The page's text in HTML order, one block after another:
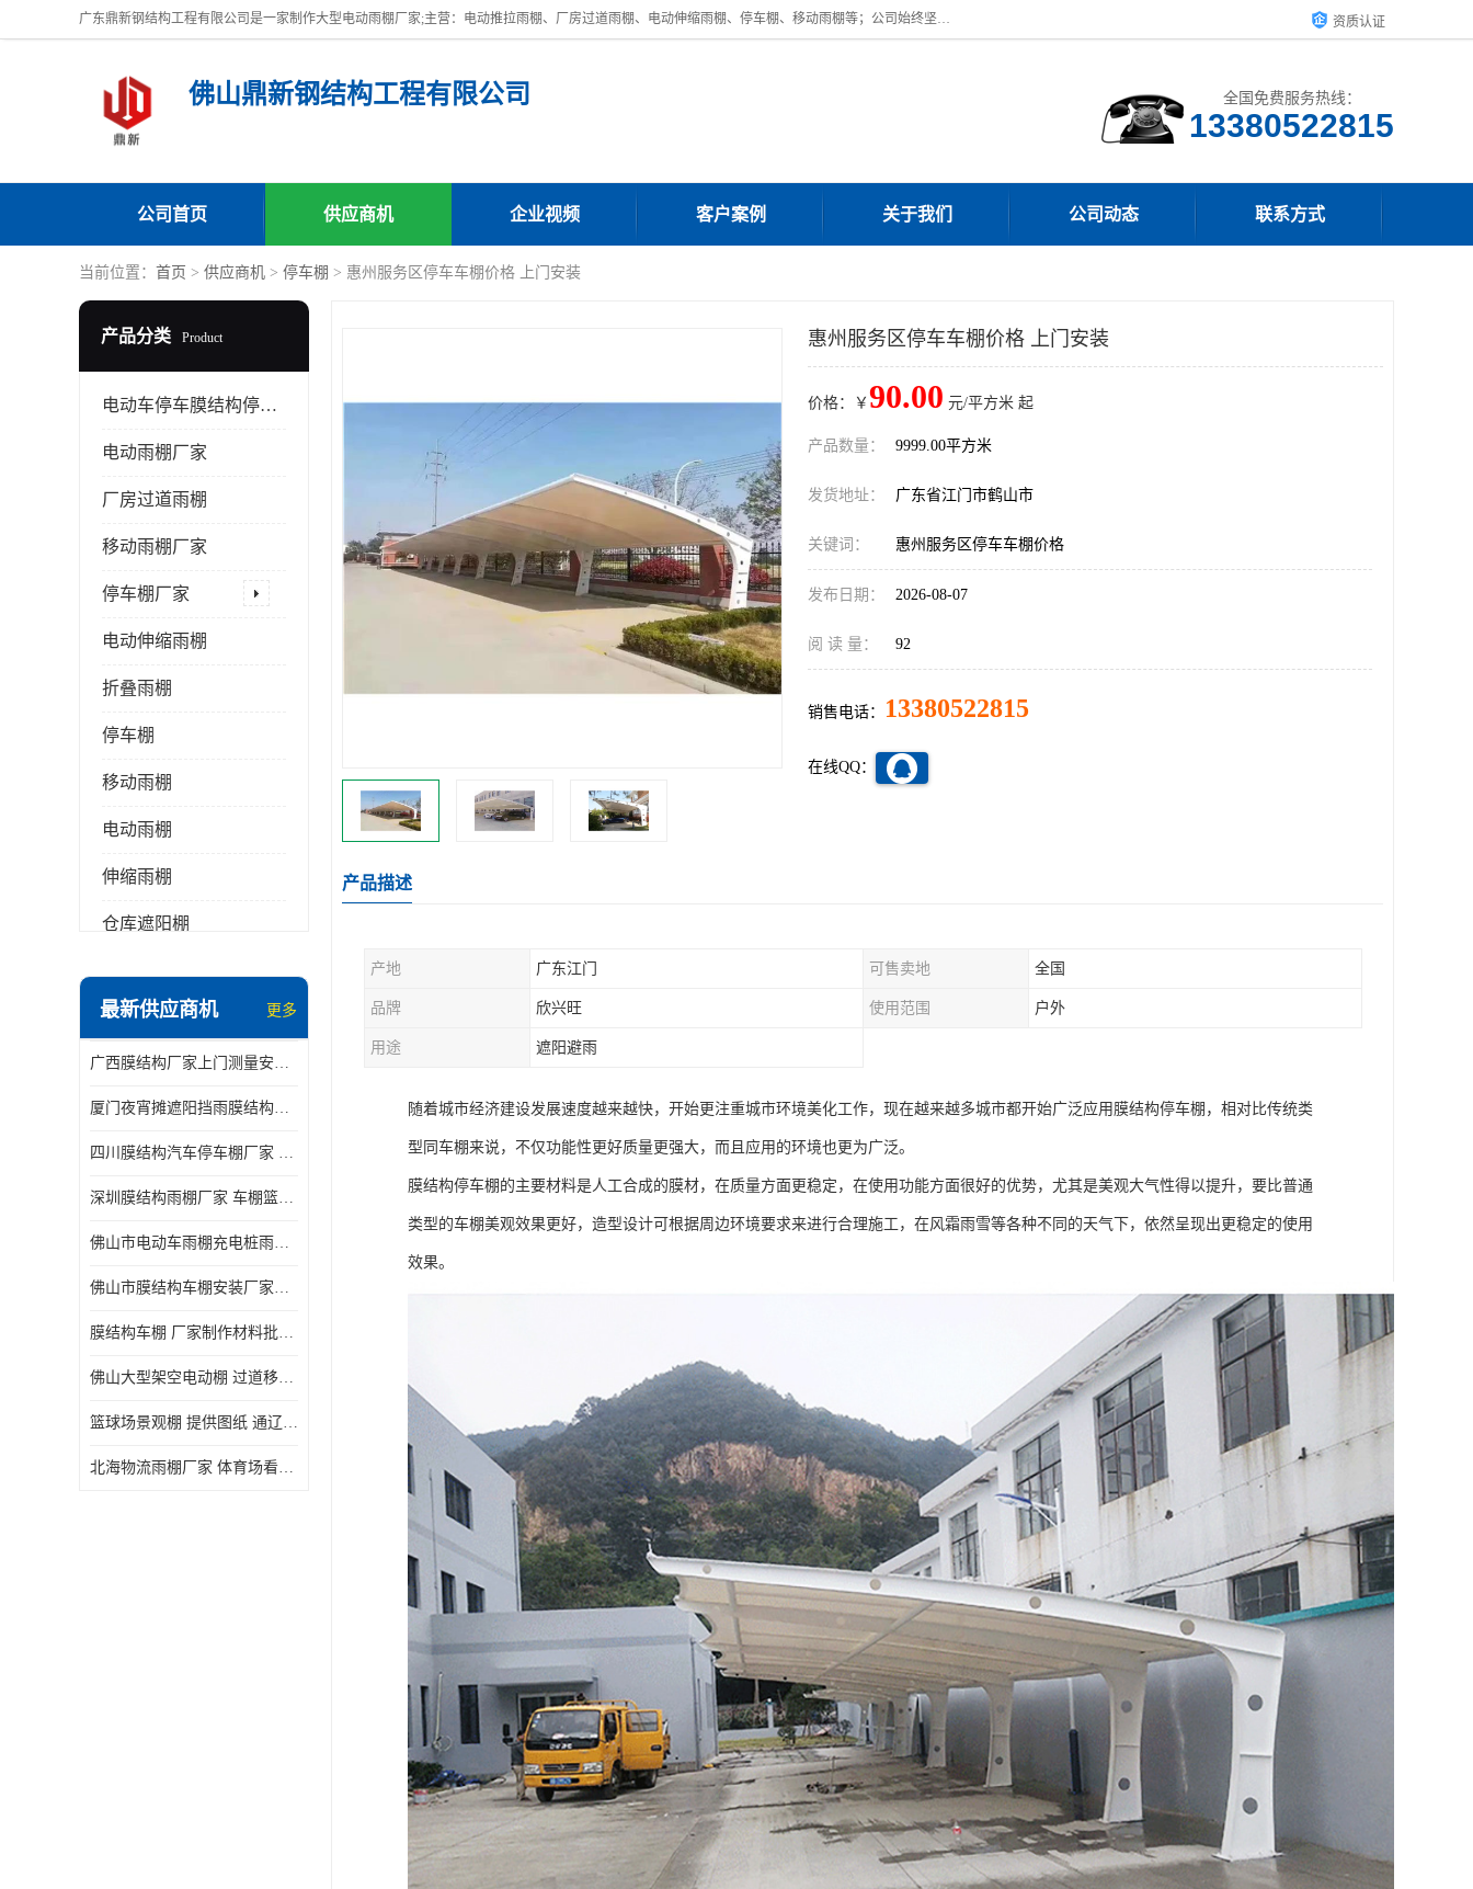
广东鼎新钢结构工程有限公司是一家制作大型电动雨棚厂家;主营：电动推拉雨棚、厂房过道雨棚、电动伸缩雨棚、停车棚、移动雨棚等；公司始终坚持结构创新,品质优越,美观形象,且售后服务好。公司充分吸纳当今休闲用品的前端技术和风格,为您带来质价相宜,时尚典雅的各种户外用品, 资质认证
佛山鼎新钢结构工程有限公司 全国免费服务热线：
13380522815
公司首页 供应商机 企业视频 客户案例 关于我们 公司动态 联系方式
当前位置： 首页 > 供应商机 > 停车棚 > 惠州服务区停车车棚价格 上门安装
产品分类 Product
电动车停车膜结构停车棚
电动雨棚厂家
厂房过道雨棚
移动雨棚厂家
停车棚厂家
电动伸缩雨棚
折叠雨棚
停车棚
移动雨棚
电动雨棚
伸缩雨棚
仓库遮阳棚
电动推拉雨棚
膜结构停景观棚
最新供应商机 更多
广西膜结构厂家上门测量安装发货，厂家发货没有差价
厦门夜宵摊遮阳挡雨膜结构雨棚设计 上门测量 款式多
四川膜结构汽车停车棚厂家 款式多 提供报价
深圳膜结构雨棚厂家 车棚篮球场体育看台 规格多样
佛山市电动车雨棚充电桩雨棚小区电动车棚
佛山市膜结构车棚安装厂家发货安装
膜结构车棚 厂家制作材料批发安装一体式工厂
佛山大型架空电动棚 过道移动雨蓬 屋轨道悬空棚免费测量
篮球场景观棚 提供图纸 通辽膜结构厂家
北海物流雨棚厂家 体育场看台雨棚 价格优惠
惠州服务区停车车棚价格 上门安装
价格：￥ 90.00 元/平方米 起
产品数量： 9999.00平方米
发货地址： 广东省江门市鹤山市
关键词： 惠州服务区停车车棚价格
发布日期： 2026-08-07
阅 读 量： 92
销售电话： 13380522815
在线QQ：
产品描述
产地 广东江门 可售卖地 全国
品牌 欣兴旺 使用范围 户外
用途 遮阳避雨
随着城市经济建设发展速度越来越快，开始更注重城市环境美化工作，现在越来越多城市都开始广泛应用膜结构停车棚，相对比传统类
型同车棚来说，不仅功能性更好质量更强大，而且应用的环境也更为广泛。
膜结构停车棚的主要材料是人工合成的膜材，在质量方面更稳定，在使用功能方面很好的优势，尤其是美观大气性得以提升，要比普通
类型的车棚美观效果更好，造型设计可根据周边环境要求来进行合理施工，在风霜雨雪等各种不同的天气下，依然呈现出更稳定的使用
效果。